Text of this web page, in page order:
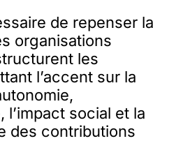
de repenser la
organisations
les
l’accent sur la
l’impact social et la
des contributions